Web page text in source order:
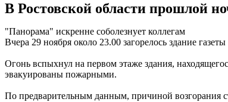
В Ростовской области прошлой
"Панорама" искренне соболезнует коллегам
Вчера 29 ноября около 23.00 загорелось здание
Огонь вспыхнул на первом этаже здания,
эвакуированы пожарными.
По предварительным данным, причиной возгорания